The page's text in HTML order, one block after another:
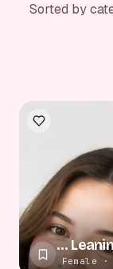
Sorted by
Casual Leaning Smile
Female